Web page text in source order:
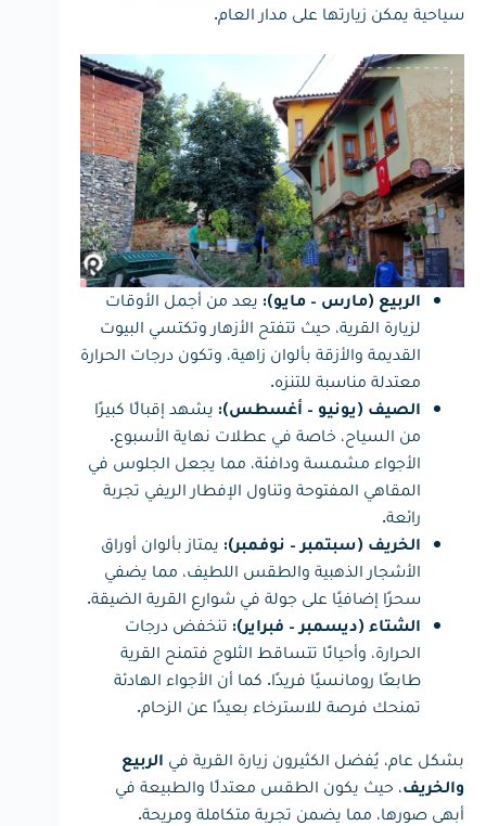
سياحية يمكن زيارتها على مدار العام.
الربيع (مارس – مايو): يعد من أجمل الأوقات
لزيارة القرية، حيث تتفتح الأزهار وتكتسي البيوت
القديمة والأزقة بألوان زاهية، وتكون درجات الحرارة
معتدلة مناسبة للتنزه.
الصيف (يونيو – أغسطس): يشهد إقبالًا كبيرًا
من السياح، خاصة في عطلات نهاية الأسبوع.
الأجواء مشمسة ودافئة، مما يجعل الجلوس في
المقاهي المفتوحة وتناول الإفطار الريفي تجربة
رائعة.
الخريف (سبتمبر – نوفمبر): يمتاز بألوان أوراق
الأشجار الذهبية والطقس اللطيف، مما يضفي
سحرًا إضافيًا على جولة في شوارع القرية الضيقة.
الشتاء (ديسمبر – فبراير): تنخفض درجات
الحرارة، وأحيانًا تتساقط الثلوج فتمنح القرية
طابعًا رومانسيًا فريدًا. كما أن الأجواء الهادئة
تمنحك فرصة للاسترخاء بعيدًا عن الزحام.
بشكل عام، يُفضل الكثيرون زيارة القرية في الربيع
والخريف، حيث يكون الطقس معتدلًا والطبيعة في
أبهى صورها، مما يضمن تجربة متكاملة ومريحة.